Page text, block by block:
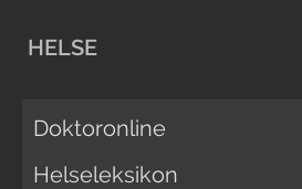
HELSE
Doktoronline
Helseleksikon